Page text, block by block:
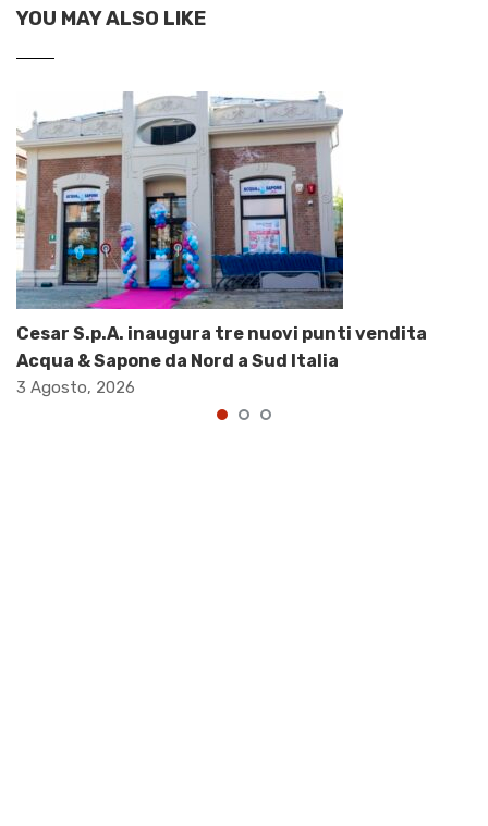
YOU MAY ALSO LIKE
Cesar S.p.A. inaugura tre nuovi punti vendita
Acqua & Sapone da Nord a Sud Italia
3 Agosto, 2026